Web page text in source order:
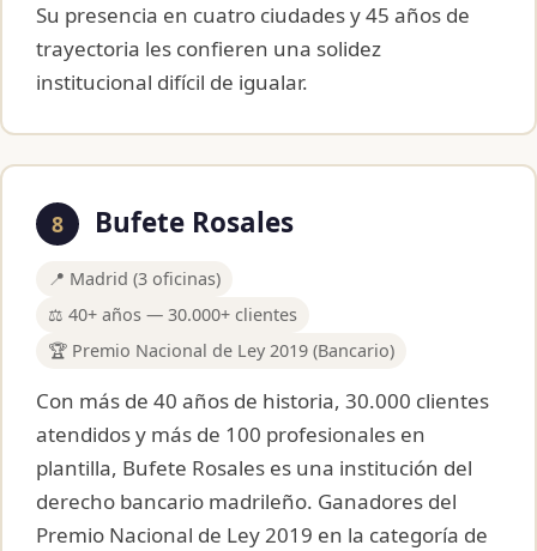
Su presencia en cuatro ciudades y 45 años de
trayectoria les confieren una solidez
institucional difícil de igualar.
8 Bufete Rosales
📍 Madrid (3 oficinas)
⚖️ 40+ años — 30.000+ clientes
🏆 Premio Nacional de Ley 2019 (Bancario)
Con más de 40 años de historia, 30.000 clientes
atendidos y más de 100 profesionales en
plantilla, Bufete Rosales es una institución del
derecho bancario madrileño. Ganadores del
Premio Nacional de Ley 2019 en la categoría de